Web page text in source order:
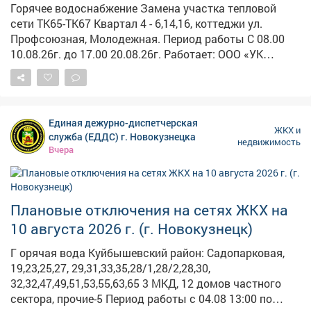
Горячее водоснабжение Замена участка тепловой
сети ТК65-ТК67 Квартал 4 - 6,14,16, коттеджи ул.
Профсоюзная, Молодежная. Период работы С 08.00
10.08.26г. до 17.00 20.08.26г. Работает: ООО «УК
«ЖилКомплекс» Электроснабжение Установка опор. п.
Тутуяс Береговая 31 Болотная 1, 1А, 3а Центральная
Единая дежурно-диспетчерская
служба (ЕДДС) г. Новокузнецка
Вчера
ЖКХ и
недвижимость
Плановые отключения на сетях ЖКХ на
10 августа 2026 г. (г. Новокузнецк)
Г орячая вода Куйбышевский район: Садопарковая,
19,23,25,27, 29,31,33,35,28/1,28/2,28,30,
32,32,47,49,51,53,55,63,65 3 МКД, 12 домов частного
сектора, прочие-5 Период работы с 04.08 13:00 по